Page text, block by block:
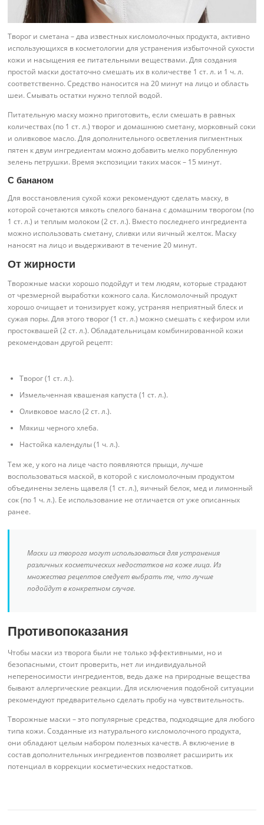
Творог и сметана – два известных кисломолочных продукта, активно
использующихся в косметологии для устранения избыточной сухости
кожи и насыщения ее питательными веществами. Для создания
простой маски достаточно смешать их в количестве 1 ст. л. и 1 ч. л.
соответственно. Средство наносится на 20 минут на лицо и область
шеи. Смывать остатки нужно теплой водой.
Питательную маску можно приготовить, если смешать в равных
количествах (по 1 ст. л.) творог и домашнюю сметану, морковный соки
и оливковое масло. Для дополнительного осветления пигментных
пятен к двум ингредиентам можно добавить мелко порубленную
зелень петрушки. Время экспозиции таких масок – 15 минут.
С бананом
Для восстановления сухой кожи рекомендуют сделать маску, в
которой сочетаются мякоть спелого банана с домашним творогом (по
1 ст. л.) и теплым молоком (2 ст. л.). Вместо последнего ингредиента
можно использовать сметану, сливки или яичный желток. Маску
наносят на лицо и выдерживают в течение 20 минут.
От жирности
Творожные маски хорошо подойдут и тем людям, которые страдают
от чрезмерной выработки кожного сала. Кисломолочный продукт
хорошо очищает и тонизирует кожу, устраняя неприятный блеск и
сужая поры. Для этого творог (1 ст. л.) можно смешать с кефиром или
простоквашей (2 ст. л.). Обладательницам комбинированной кожи
рекомендован другой рецепт:
Творог (1 ст. л.).
Измельченная квашеная капуста (1 ст. л.).
Оливковое масло (2 ст. л.).
Мякиш черного хлеба.
Настойка календулы (1 ч. л.).
Тем же, у кого на лице часто появляются прыщи, лучше
воспользоваться маской, в которой с кисломолочным продуктом
объединены зелень щавеля (1 ст. л.), яичный белок, мед и лимонный
сок (по 1 ч. л.). Ее использование не отличается от уже описанных
ранее.
Маски из творога могут использоваться для устранения
различных косметических недостатков на коже лица. Из
множества рецептов следует выбрать те, что лучше
подойдут в конкретном случае.
Противопоказания
Чтобы маски из творога были не только эффективными, но и
безопасными, стоит проверить, нет ли индивидуальной
непереносимости ингредиентов, ведь даже на природные вещества
бывают аллергические реакции. Для исключения подобной ситуации
рекомендуют предварительно сделать пробу на чувствительность.
Творожные маски – это популярные средства, подходящие для любого
типа кожи. Созданные из натурального кисломолочного продукта,
они обладают целым набором полезных качеств. А включение в
состав дополнительных ингредиентов позволяет расширить их
потенциал в коррекции косметических недостатков.